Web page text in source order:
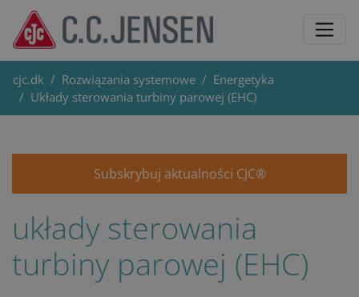
cjc.dk Rozwiązania systemowe
Energetyka
Układy sterowania turbiny parowej (EHC)
Subskrybuj aktualności CJC®
układy sterowania
turbiny parowej (EHC)